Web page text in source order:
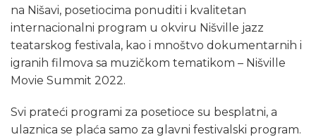
na Nišavi, posetiocima ponuditi i kvalitetan
internacionalni program u okviru Nišville jazz
teatarskog festivala, kao i mnoštvo dokumentarnih i
igranih filmova sa muzičkom tematikom – Nišville
Movie Summit 2022.
Svi prateći programi za posetioce su besplatni, a
ulaznica se plaća samo za glavni festivalski program.